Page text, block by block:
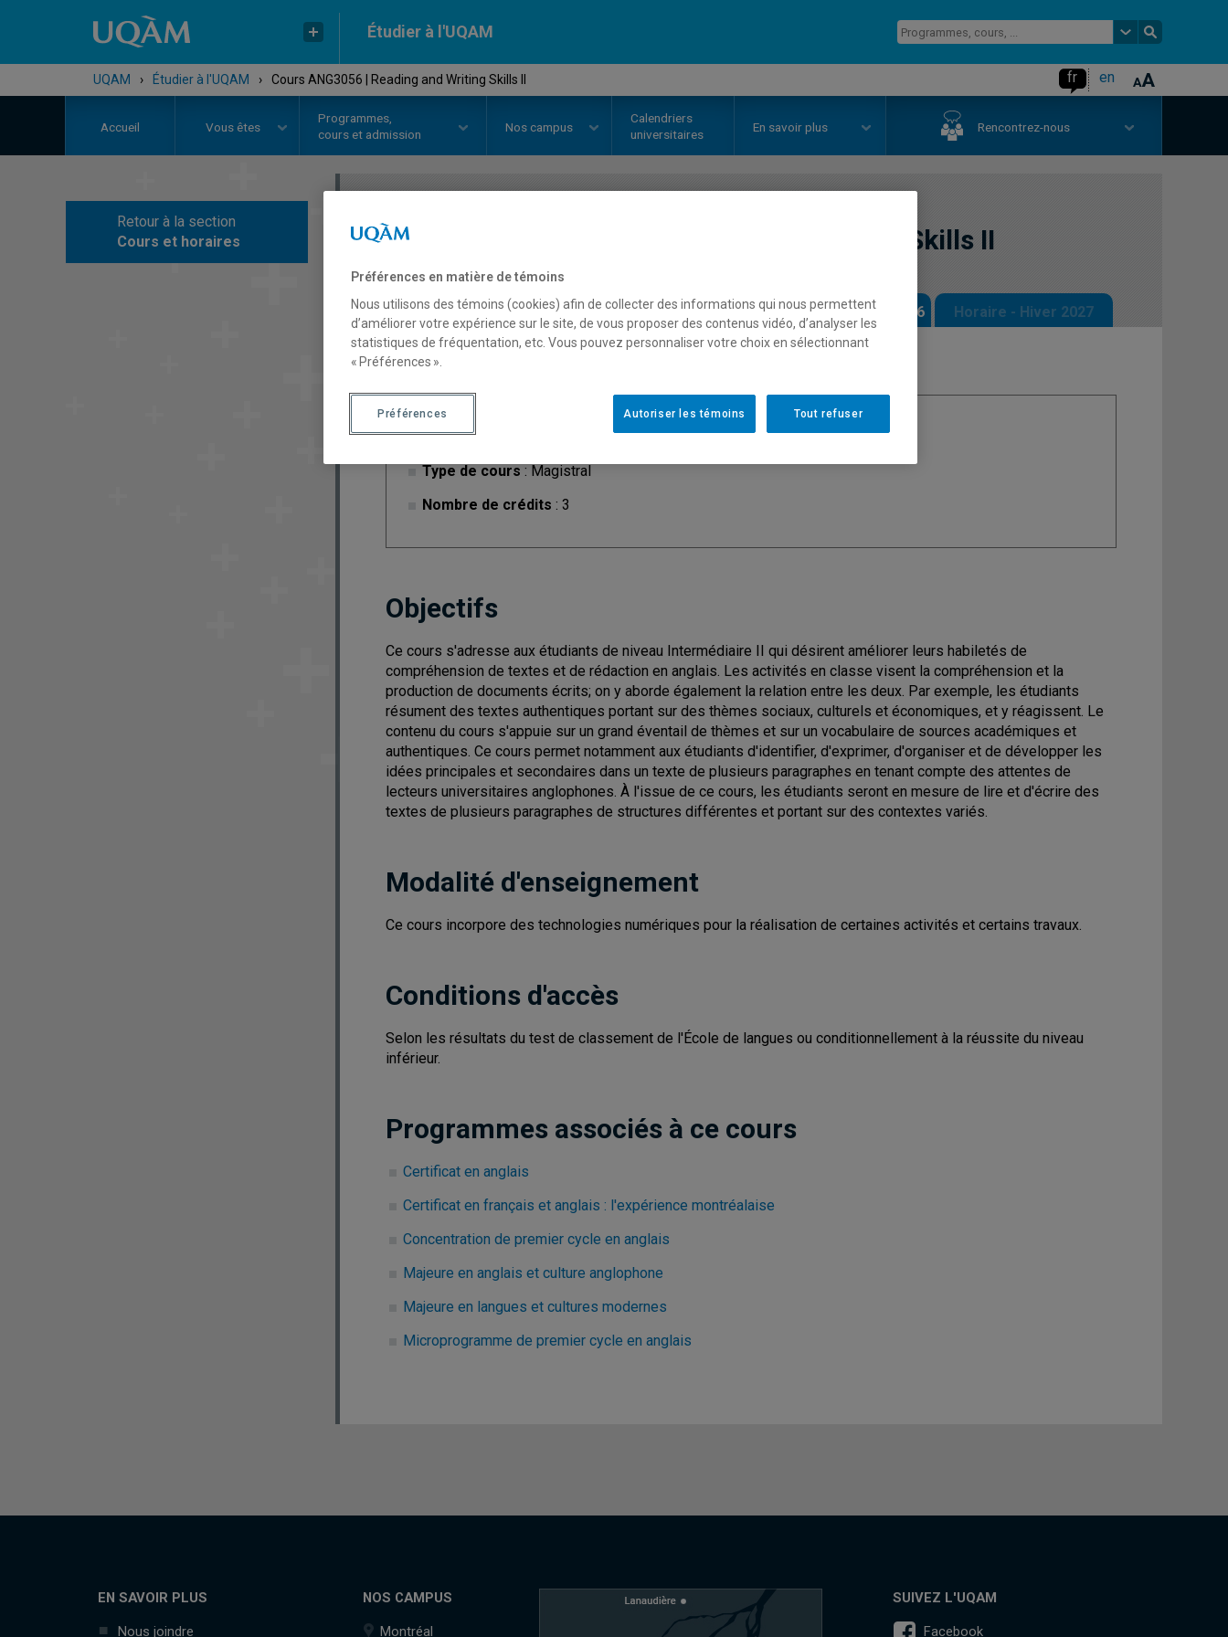
Étudier à l'UQAM
UQAM › Étudier à l'UQAM › Cours ANG3056 | Reading and Writing Skills II fr en
Accueil Vous êtes
Programmes,
cours et admission
Nos campus
Calendriers
universitaires
En savoir plus Rencontrez-nous
Retour à la section
Cours et horaires
COURS Reading and Writing Skills II
Description Horaire - Été 2026 Horaire - Automne 2026 Horaire - Hiver 2027
Cycle: 1
Type de cours : Magistral
Nombre de crédits : 3
Discipline: Anglais
Objectifs
Ce cours s'adresse aux étudiants de niveau Intermédiaire II qui désirent améliorer leurs habiletés de
compréhension de textes et de rédaction en anglais. Les activités en classe visent la compréhension et la
production de documents écrits; on y aborde également la relation entre les deux. Par exemple, les étudiants
résument des textes authentiques portant sur des thèmes sociaux, culturels et économiques, et y réagissent. Le
contenu du cours s'appuie sur un grand éventail de thèmes et sur un vocabulaire de sources académiques et
authentiques. Ce cours permet notamment aux étudiants d'identifier, d'exprimer, d'organiser et de développer les
idées principales et secondaires dans un texte de plusieurs paragraphes en tenant compte des attentes de
lecteurs universitaires anglophones. À l'issue de ce cours, les étudiants seront en mesure de lire et d'écrire des
textes de plusieurs paragraphes de structures différentes et portant sur des contextes variés.
Modalité d'enseignement
Ce cours incorpore des technologies numériques pour la réalisation de certaines activités et certains travaux.
Conditions d'accès
Selon les résultats du test de classement de l'École de langues ou conditionnellement à la réussite du niveau
inférieur.
Programmes associés à ce cours
Certificat en anglais
Certificat en français et anglais : l'expérience montréalaise
Concentration de premier cycle en anglais
Majeure en anglais et culture anglophone
Majeure en langues et cultures modernes
Microprogramme de premier cycle en anglais
EN SAVOIR PLUS
Nous joindre
NOS CAMPUS
Montréal
SUIVEZ L'UQAM
Facebook
Préférences en matière de témoins
Nous utilisons des témoins (cookies) afin de collecter des informations qui nous permettent
d’améliorer votre expérience sur le site, de vous proposer des contenus vidéo, d’analyser les
statistiques de fréquentation, etc. Vous pouvez personnaliser votre choix en sélectionnant
« Préférences ».
Tout refuser
Autoriser les témoins
Préférences